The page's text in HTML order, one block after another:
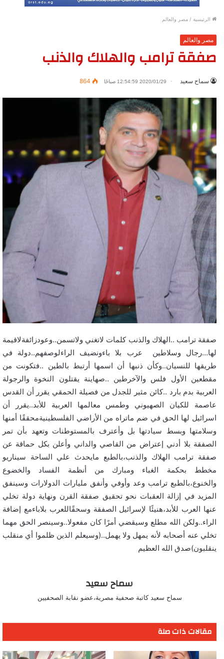
الرئيسية / مصر والعالم
مصر والعالم
صفقة ترامب والهلاك والذنب
سماح سعيد 2020/01/29 12:54:59 صباحًا 864
صفقة ترامب ..الهلاك والذنب كلمات لاتغني ولاتسمن..وعودزائفةلاقيمة
لها…رجال وسلاطين عرب بلا باءونضيف الراءلوصفهم..دولة في
طريقها للنسيان..وكأن ذنبها أن اسمها أرتبط بالطين ..فتكونت من
مقطعين الأول فلس والآخرطين ..صهاينة يقتلون النخوة والرجولة
العربية بدم بارد ..كائن مثير للجدل من فصيلة الحمقي يقرر أن القدس
عاصمة للكيان الصهيوني وطمس معالمها العربية للأبد..يقرر أن
اسرائيل لها الحق في ضم ماتراه من الأراضي الفلسطينيةمحققًا أمنها
وسلامتها وبسط سيادتها بل وأعترف بالمستوطنات وتعهد بأن تمر
الصفقة بلا أدني إعتراض من القاصي والداني وأعلن بكل حماقة عن
صفقة ترامب الهلاك والذنب،بالطبع مايحدث علي الساحة سيناريو
مخطط بحكمة الغباء ومبارك من أنظمة الفساد والخضوع
والخنوع،بالطبع ترامب وعد وأوفي وأنفق مليارات الدولارات وسينفق
المزيد في إزالة العقبات نحو تحقيق صفقة القرن ونهاية دولة تخلي
عنها العرب للأبد،هنيئًا لإسرائيل الصفقة وسحقًاللعرب بلاباءمع إضافة
الراء..ولكن الله مطلع وسيقضي أمرًا كان مفعولا..وسينصر الحق مهما
تخلي عنه أصحابه لأنه يمهل ولا يهمل..(وسيعلم الذين ظلموا أي منقلب
ينقلبون)صدق الله العظيم
سماح سعيد
سماح سعيد كاتبة صحفية مصرية،عضو نقابة الصحفيين
مقالات ذات صلة